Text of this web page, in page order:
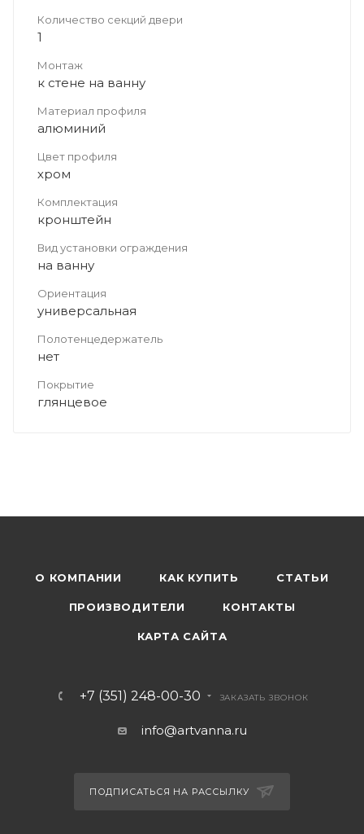
Количество секций двери
1
Монтаж
к стене на ванну
Материал профиля
алюминий
Цвет профиля
хром
Комплектация
кронштейн
Вид установки ограждения
на ванну
Ориентация
универсальная
Полотенцедержатель
нет
Покрытие
глянцевое
О КОМПАНИИ КАК КУПИТЬ СТАТЬИ
ПРОИЗВОДИТЕЛИ КОНТАКТЫ
КАРТА САЙТА
+7 (351) 248-00-30 ЗАКАЗАТЬ ЗВОНОК
info@artvanna.ru
ПОДПИСАТЬСЯ НА РАССЫЛКУ